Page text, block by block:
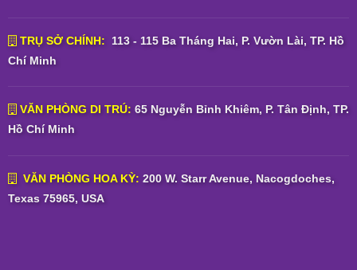
TRỤ SỞ CHÍNH: 113 - 115 Ba Tháng Hai, P. Vườn Lài, TP. Hồ
Chí Minh
VĂN PHÒNG DI TRÚ: 65 Nguyễn Bỉnh Khiêm, P. Tân Định, TP.
Hồ Chí Minh
VĂN PHÒNG HOA KỲ: 200 W. Starr Avenue, Nacogdoches,
Texas 75965, USA